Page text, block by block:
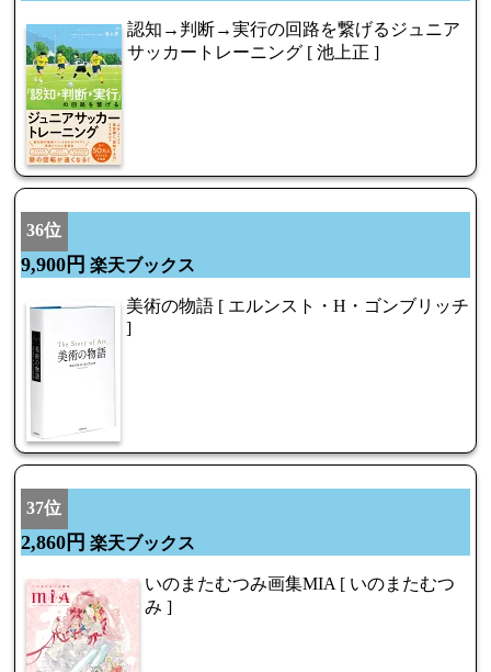
認知→判断→実行の回路を繋げるジュニア
サッカートレーニング [ 池上正 ]
36位
9,900円 楽天ブックス
美術の物語 [ エルンスト・H・ゴンブリッチ
]
37位
2,860円 楽天ブックス
いのまたむつみ画集MIA [ いのまたむつ
み ]